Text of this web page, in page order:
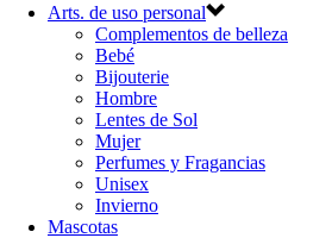
Arts. de uso personal
Complementos de belleza
Bebé
Bijouterie
Hombre
Lentes de Sol
Mujer
Perfumes y Fragancias
Unisex
Invierno
Mascotas